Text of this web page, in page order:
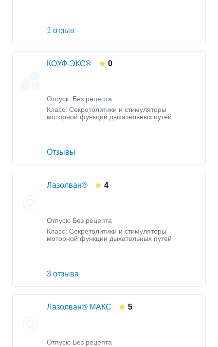
1 отзыв
КОУФ-ЭКС® 0
Отпуск: Без рецепта
Класс: Секретолитики и стимуляторы
моторной функции дыхательных путей
Отзывы
Лазолван® 4
Отпуск: Без рецепта
Класс: Секретолитики и стимуляторы
моторной функции дыхательных путей
3 отзыва
Лазолван® МАКС 5
Отпуск: Без рецепта